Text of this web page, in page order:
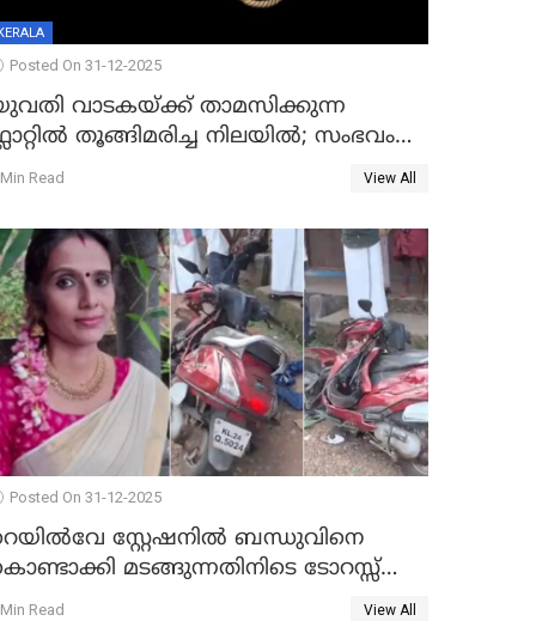
Posted On 31-12-2025
വാടകയ്ക്ക് താമസിക്കുന്ന
തൂങ്ങിമരിച്ച നിലയില്‍; സംഭവം
Read View All
Posted On 31-12-2025
സ്റ്റേഷനിൽ ബന്ധുവിനെ
മടങ്ങുന്നതിനിടെ ടോറസ്സ്
സ്കൂട്ടറിൽ ഇടിച്ചു : യുവതിക്ക്
Read View All